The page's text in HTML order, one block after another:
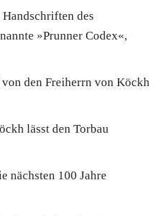
des
»Prunner Codex«,
den Freiherrn von Köckh
lässt den Torbau
nächsten 100 Jahre